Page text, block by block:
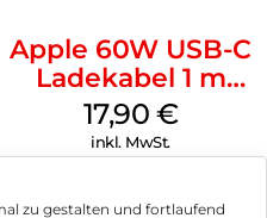
zu gestalten und fortlaufend
Apple 60W USB-C
Ladekabel 1 m
Weiß
17,90 €
inkl. MwSt.